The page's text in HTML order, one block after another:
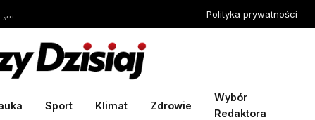
Czy Polacy ograniczą zakupy na Temu, Shein i AliExpress? Sondaż dla „Wprost” – Biznes Wprost Polityka prywatności
Sport Klimat Zdrowie
Wybór
Redaktora